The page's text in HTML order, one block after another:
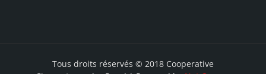
Tous droits réservés © 2018 Cooperative